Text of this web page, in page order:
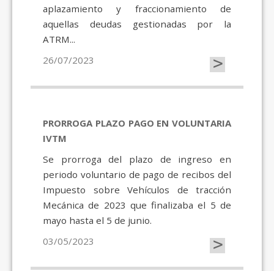
aplazamiento y fraccionamiento de
aquellas deudas gestionadas por la
ATRM...
26/07/2023
>
PRORROGA PLAZO PAGO EN VOLUNTARIA
IVTM
Se prorroga del plazo de ingreso en
periodo voluntario de pago de recibos del
Impuesto sobre Vehículos de tracción
Mecánica de 2023 que finalizaba el 5 de
mayo hasta el 5 de junio.
03/05/2023
>